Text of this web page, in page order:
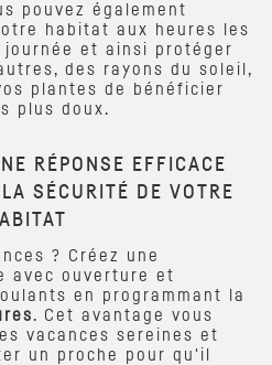
pouvez également
habitat aux heures les
et ainsi protéger
des rayons du soleil,
plantes de bénéficier
plus doux.
RÉPONSE EFFICACE
SÉCURITÉ DE VOTRE
? Créez une
avec ouverture et
en programmant la
. Cet avantage vous
vacances sereines et
un proche pour qu'il